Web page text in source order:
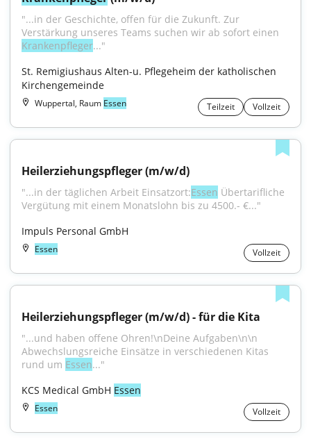
"...in der Geschichte, offen für die Zukunft. Zur
Krankenpfleger..."
St. Remigiushaus Alten-u. Pflegeheim der katholischen
Kirchengemeinde
Wuppertal, Raum Essen Teilzeit Vollzeit
Heilerziehungspfleger (m/w/d)
"...in der täglichen Arbeit Einsatzort:Essen Übertarifliche
Vergütung mit einem Monatslohn bis zu 4500.- €..."
Impuls Personal GmbH
Essen Vollzeit
Heilerziehungspfleger (m/w/d) - für die Kita
"...und haben offene Ohren!\nDeine Aufgaben\n\n
Abwechslungsreiche Einsätze in verschiedenen Kitas
rund um Essen..."
KCS Medical GmbH Essen
Essen Vollzeit